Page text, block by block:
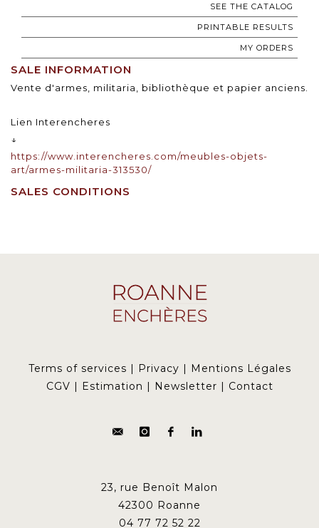
SEE THE CATALOG
PRINTABLE RESULTS
MY ORDERS
SALE INFORMATION
Vente d'armes, militaria, bibliothèque et papier anciens.
Lien Interencheres
↓
https://www.interencheres.com/meubles-objets-
art/armes-militaria-313530/
SALES CONDITIONS
Terms of services Privacy
Mentions Légales
CGV
Estimation Newsletter Contact
23, rue Benoît Malon
42300 Roanne
04 77 72 52 22